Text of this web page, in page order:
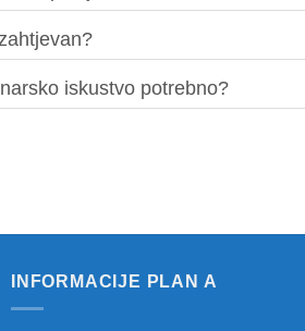
iskustvo potrebno?
INFORMACIJE PLAN A